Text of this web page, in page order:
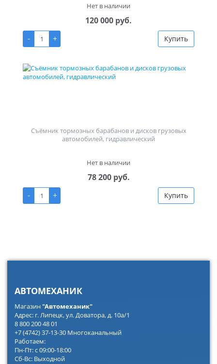
Нет в наличии
120 000 руб.
-
+ Купить
Съёмник тормозных барабанов и дисков грузовых
автомобилей, гидравлический
Нет в наличии
78 200 руб.
-
+ Купить
АВТОМЕХАНИК
Магазин"Автомеханик"
Адрес: г. Липецк, ул. Доватора, д. 10а/1
8 800 200 48 01
+7 (4742) 37-13-30 Многоканальный
Работаем:
Пн-Пт: с 09:00-18:00
Сб-Вс: Выходной